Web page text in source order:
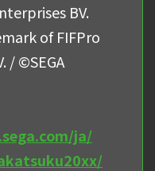
BV.
of FIFPro
/ ©SEGA
ja/